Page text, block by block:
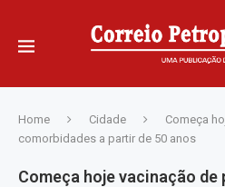
Home Cidade
Começa
comorbidades a partir de 50 anos
Começa hoje vacinação